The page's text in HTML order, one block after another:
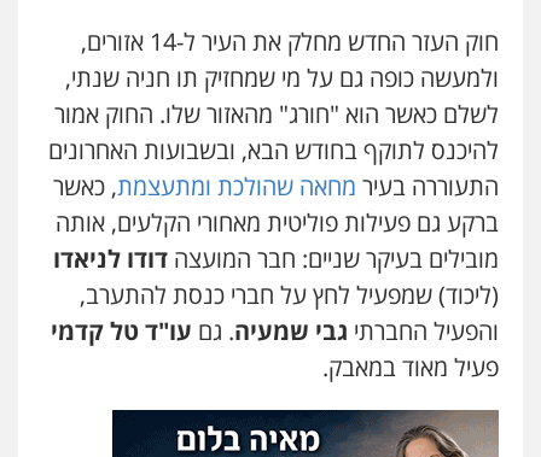
חוק העזר החדש מחלק את העיר ל-14 אזורים,
ולמעשה כופה גם על מי שמחזיק תו חניה שנתי,
לשלם כאשר הוא "חורג" מהאזור שלו. החוק אמור
להיכנס לתוקף בחודש הבא, ובשבועות האחרונים
התעוררה בעיר מחאה שהולכת ומתעצמת, כאשר
ברקע גם פעילות פוליטית מאחורי הקלעים, אותה
מובילים בעיקר שניים: חבר המועצה דודו לניאדו
(ליכוד) שמפעיל לחץ על חברי כנסת להתערב,
והפעיל החברתי גבי שמעיה. גם עו"ד טל קדמי
פעיל מאוד במאבק.